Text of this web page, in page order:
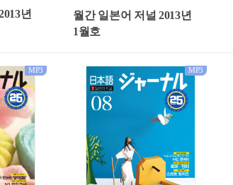
년
월간 일본어 저널 2013년
1월호
MP3 MP3